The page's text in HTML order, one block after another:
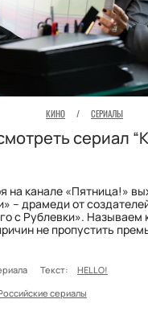
КИНО / СЕРИАЛЫ
сериал
на канале «Пятница!»
– драмеди от
с Рублевки». Называем
не пропустить
Текст: HELLO!
сериалы